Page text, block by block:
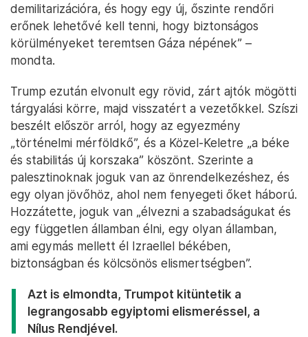
demilitarizációra, és hogy egy új, őszinte rendőri
erőnek lehetővé kell tenni, hogy biztonságos
körülményeket teremtsen Gáza népének” –
mondta.
Trump ezután elvonult egy rövid, zárt ajtók mögötti
tárgyalási körre, majd visszatért a vezetőkkel. Szíszi
beszélt először arról, hogy az egyezmény
„történelmi mérföldkő”, és a Közel-Keletre „a béke
és stabilitás új korszaka” köszönt. Szerinte a
palesztinoknak joguk van az önrendelkezéshez, és
egy olyan jövőhöz, ahol nem fenyegeti őket háború.
Hozzátette, joguk van „élvezni a szabadságukat és
egy független államban élni, egy olyan államban,
ami egymás mellett él Izraellel békében,
biztonságban és kölcsönös elismertségben”.
Azt is elmondta, Trumpot kitüntetik a
legrangosabb egyiptomi elismeréssel, a
Nílus Rendjével.